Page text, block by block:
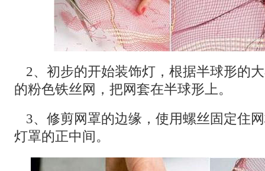
2、初步的开始装饰灯，根据半球形的
的粉色铁丝网，把网套在半球形上。
3、修剪网罩的边缘，使用螺丝固定住
灯罩的正中间。